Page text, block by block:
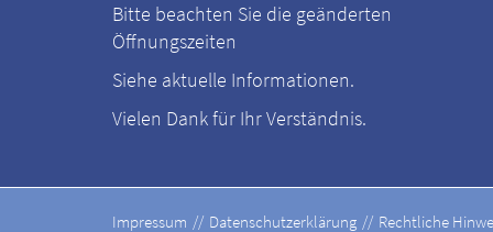
Bitte beachten Sie die geänderten
Öffnungszeiten
Siehe aktuelle Informationen.
Vielen Dank für Ihr Verständnis.
Impressum Datenschutzerklärung Rechtliche